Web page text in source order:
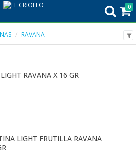
0
RAVANA
RAVANA X 16 GR
LIGHT FRUTILLA RAVANA